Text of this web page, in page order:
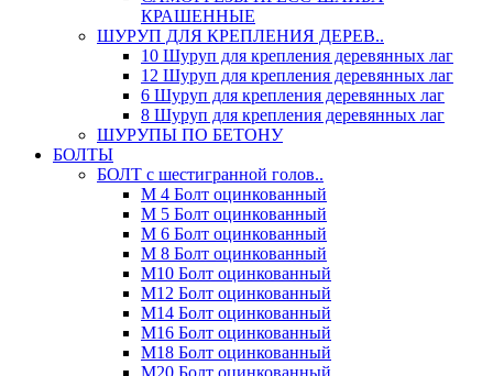
КРАШЕННЫЕ
ШУРУП ДЛЯ КРЕПЛЕНИЯ ДЕРЕВ..
10 Шуруп для крепления деревянных лаг
12 Шуруп для крепления деревянных лаг
6 Шуруп для крепления деревянных лаг
8 Шуруп для крепления деревянных лаг
ШУРУПЫ ПО БЕТОНУ
БОЛТЫ
БОЛТ с шестигранной голов..
М 4 Болт оцинкованный
М 5 Болт оцинкованный
М 6 Болт оцинкованный
М 8 Болт оцинкованный
М10 Болт оцинкованный
М12 Болт оцинкованный
М14 Болт оцинкованный
М16 Болт оцинкованный
М18 Болт оцинкованный
М20 Болт оцинкованный